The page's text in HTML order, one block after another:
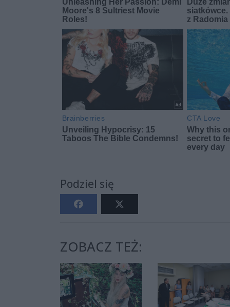
Podziel się
ZOBACZ TEŻ: